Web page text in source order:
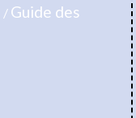
/ Guide des